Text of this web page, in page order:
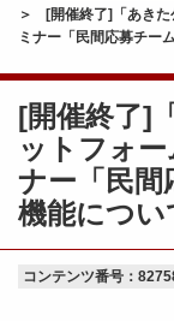
[開催終了]「あき
ミナー「民間応募チー
[開催終了]
ットフォ
ナー「民間
機能につい
コンテンツ番号：